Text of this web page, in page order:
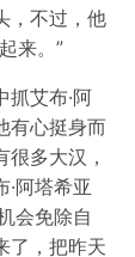
，不过，他
来。”
抓艾布·阿
有心挺身而
多大汉，
阿塔希亚
会免除自
了，把昨天